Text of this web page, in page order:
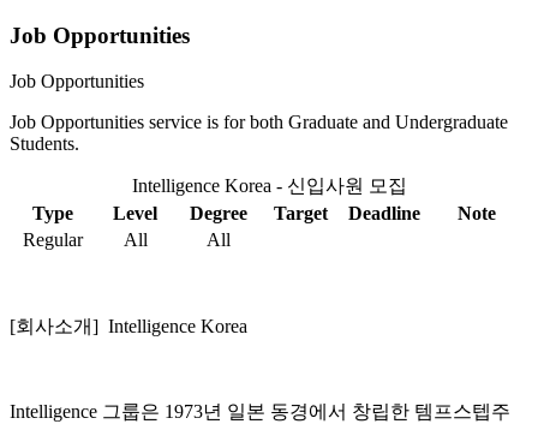
Job Opportunities
Job Opportunities
Job Opportunities service is for both Graduate and Undergraduate
Students.
Intelligence Korea - 신입사원 모집
Type
Level Degree Target Deadline
Note
Regular
All All
[회사소개] Intelligence Korea
Intelligence 그룹은 1973년 일본 동경에서 창립한 템프스텝주